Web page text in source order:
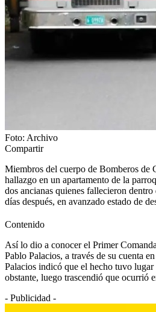
Foto: Archivo
Compartir
Miembros del cuerpo de Bomberos de
hallazgo en un apartamento de la
dos ancianas quienes fallecieron
días después, en avanzado estado de
Contenido
Así lo dio a conocer el Primer
Pablo Palacios, a través de su cuenta
Palacios indicó que el hecho tuvo
obstante, luego trascendió que ocurrió
- Publicidad -